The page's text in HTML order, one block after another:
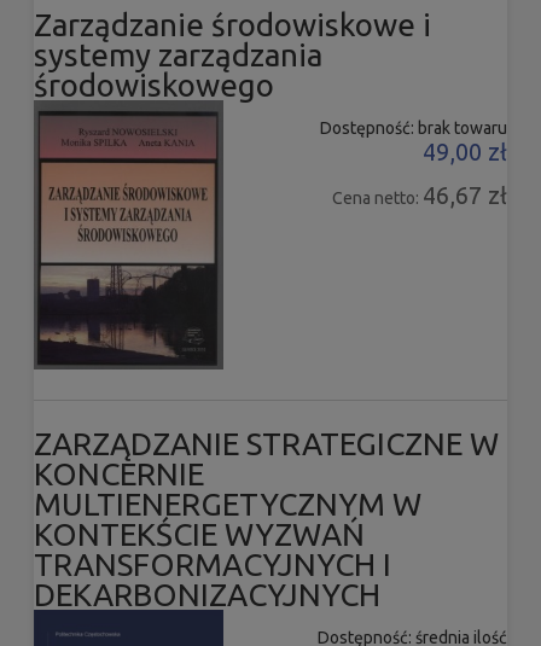
Zarządzanie środowiskowe i
systemy zarządzania
środowiskowego
Dostępność: brak towaru
49,00 zł
Cena netto: 46,67 zł
ZARZĄDZANIE STRATEGICZNE W
KONCERNIE
MULTIENERGETYCZNYM W
KONTEKŚCIE WYZWAŃ
TRANSFORMACYJNYCH I
DEKARBONIZACYJNYCH
Dostępność: średnia ilość